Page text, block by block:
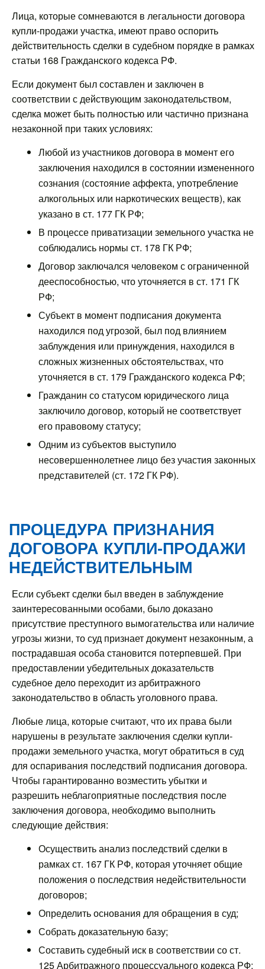
Лица, которые сомневаются в легальности договора
купли-продажи участка, имеют право оспорить
действительность сделки в судебном порядке в рамках
статьи 168 Гражданского кодекса РФ.
Если документ был составлен и заключен в
соответствии с действующим законодательством,
сделка может быть полностью или частично признана
незаконной при таких условиях:
Любой из участников договора в момент его
заключения находился в состоянии измененного
сознания (состояние аффекта, употребление
алкогольных или наркотических веществ), как
указано в ст. 177 ГК РФ;
В процессе приватизации земельного участка не
соблюдались нормы ст. 178 ГК РФ;
Договор заключался человеком с ограниченной
дееспособностью, что уточняется в ст. 171 ГК
РФ;
Субъект в момент подписания документа
находился под угрозой, был под влиянием
заблуждения или принуждения, находился в
сложных жизненных обстоятельствах, что
уточняется в ст. 179 Гражданского кодекса РФ;
Гражданин со статусом юридического лица
заключило договор, который не соответствует
его правовому статусу;
Одним из субъектов выступило
несовершеннолетнее лицо без участия законных
представителей (ст. 172 ГК РФ).
ПРОЦЕДУРА ПРИЗНАНИЯ
ДОГОВОРА КУПЛИ-ПРОДАЖИ
НЕДЕЙСТВИТЕЛЬНЫМ
Если субъект сделки был введен в заблуждение
заинтересованными особами, было доказано
присутствие преступного вымогательства или наличие
угрозы жизни, то суд признает документ незаконным, а
пострадавшая особа становится потерпевшей. При
предоставлении убедительных доказательств
судебное дело переходит из арбитражного
законодательство в область уголовного права.
Любые лица, которые считают, что их права были
нарушены в результате заключения сделки купли-
продажи земельного участка, могут обратиться в суд
для оспаривания последствий подписания договора.
Чтобы гарантированно возместить убытки и
разрешить неблагоприятные последствия после
заключения договора, необходимо выполнить
следующие действия:
Осуществить анализ последствий сделки в
рамках ст. 167 ГК РФ, которая уточняет общие
положения о последствия недействительности
договоров;
Определить основания для обращения в суд;
Собрать доказательную базу;
Составить судебный иск в соответствии со ст.
125 Арбитражного процессуального кодекса РФ;